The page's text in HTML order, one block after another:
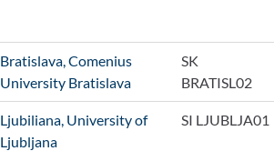
Bratislava, Comenius
University Bratislava
SK
BRATISL02
Ljubiliana, University of
Ljubljana
SI LJUBLJA01